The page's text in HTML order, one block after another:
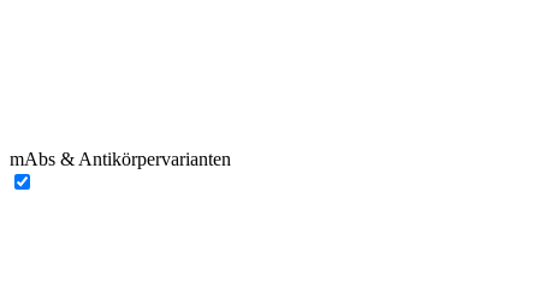
mAbs & Antikörpervarianten